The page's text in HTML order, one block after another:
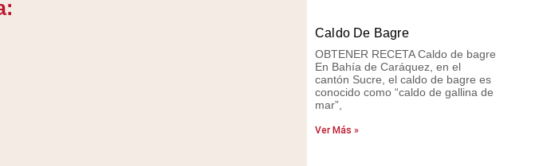
Caldo De Bagre
OBTENER RECETA Caldo de bagre
En Bahía de Caráquez, en el
cantón Sucre, el caldo de bagre es
conocido como “caldo de gallina de
mar”,
Ver Más »